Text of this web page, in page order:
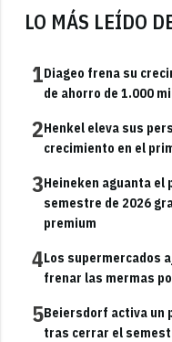
LO MÁS LEÍDO
1Diageo frena su
de ahorro de 1.000
2Henkel eleva sus
crecimiento en el
3Heineken aguanta el
semestre de 2026
premium
4Los supermercados
frenar las mermas
5Beiersdorf activa un
tras cerrar el